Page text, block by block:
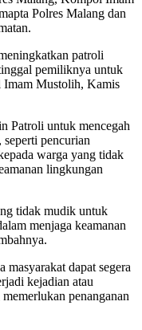
Polres Malang dan
patroli
pemiliknya untuk
Imam Mustolih, Kamis
Patroli untuk mencegah
pencurian
warga yang tidak
lingkungan
tidak mudik untuk
menjaga keamanan
masyarakat dapat segera
kejadian atau
penanganan